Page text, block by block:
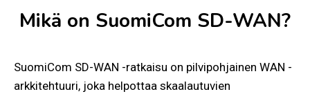
Mikä on SuomiCom SD-WAN?​
SuomiCom SD-WAN -ratkaisu on pilvipohjainen WAN -
arkkitehtuuri, joka helpottaa skaalautuvien